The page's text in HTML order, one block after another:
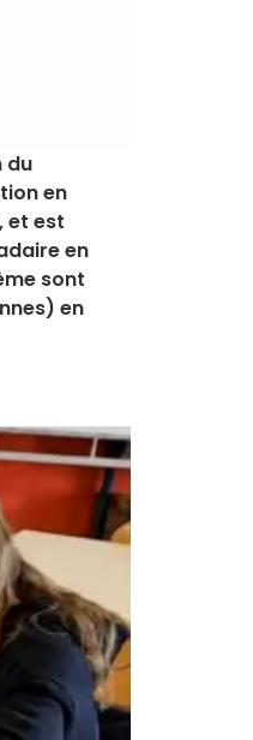
du
en
et est
en
sont
en